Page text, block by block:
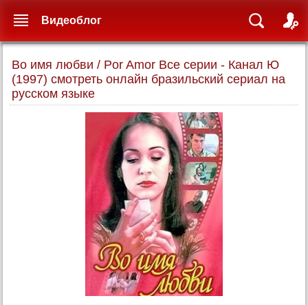
Во имя любви / Por Amor Все серии - Канал Ю
(1997) смотреть онлайн бразильский сериал на
русском языке
Видеоблог